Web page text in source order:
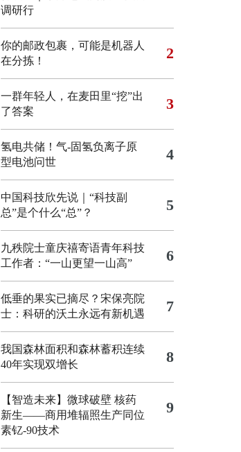
调研行
你的邮政包裹，可能是机器人
在分拣！
2
一群年轻人，在麦田里“挖”出
了答案
3
氢电共储！气-固氢负离子原
型电池问世
4
中国科技欣先说｜“科技副
总”是个什么“总”？
5
九秩院士童庆禧寄语青年科技
工作者：“一山更望一山高”
6
低垂的果实已摘尽？宋保亮院
士：科研的沃土永远有新机遇
7
我国森林面积和森林蓄积连续
40年实现双增长
8
【智造未来】微球破壁 核药
新生——商用堆辐照生产同位
素钇-90技术
9